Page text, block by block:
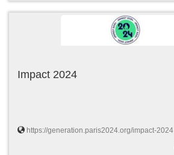
Impact 2024
https://generation.paris2024.org/impact-2024